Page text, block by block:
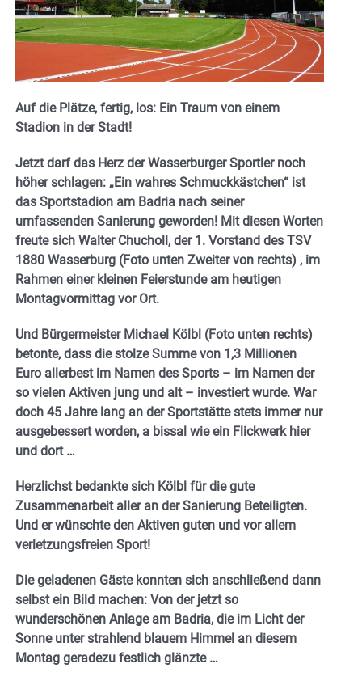
Auf die Plätze, fertig, los: Ein Traum von einem
Stadion in der Stadt!
Jetzt darf das Herz der Wasserburger Sportler noch
höher schlagen: „Ein wahres Schmuckkästchen“ ist
das Sportstadion am Badria nach seiner
umfassenden Sanierung geworden! Mit diesen Worten
freute sich Walter Chucholl, der 1. Vorstand des TSV
1880 Wasserburg (Foto unten Zweiter von rechts) , im
Rahmen einer kleinen Feierstunde am heutigen
Montagvormittag vor Ort.
Und Bürgermeister Michael Kölbl (Foto unten rechts)
betonte, dass die stolze Summe von 1,3 Millionen
Euro allerbest im Namen des Sports – im Namen der
so vielen Aktiven jung und alt – investiert wurde. War
doch 45 Jahre lang an der Sportstätte stets immer nur
ausgebessert worden, a bissal wie ein Flickwerk hier
und dort …
Herzlichst bedankte sich Kölbl für die gute
Zusammenarbeit aller an der Sanierung Beteiligten.
Und er wünschte den Aktiven guten und vor allem
verletzungsfreien Sport!
Die geladenen Gäste konnten sich anschließend dann
selbst ein Bild machen: Von der jetzt so
wunderschönen Anlage am Badria, die im Licht der
Sonne unter strahlend blauem Himmel an diesem
Montag geradezu festlich glänzte …